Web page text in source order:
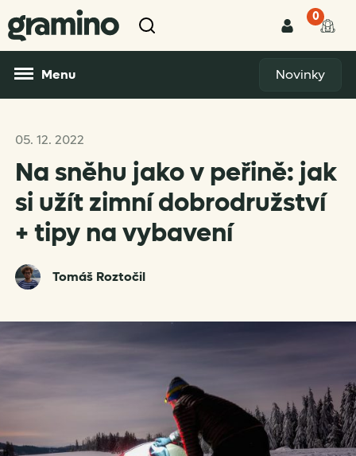
0
Menu Novinky
05. 12. 2022
Na sněhu jako v peřině: jak
si užít zimní dobrodružství
+ tipy na vybavení
Tomáš Roztočil